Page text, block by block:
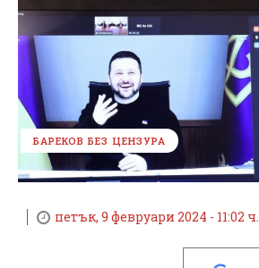
БАРЕКОВ БЕЗ ЦЕНЗУРА
петък, 9 февруари 2024 - 11:02 ч.